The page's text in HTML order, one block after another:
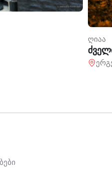
ღიაა